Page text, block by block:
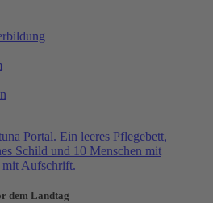
dem Landtag